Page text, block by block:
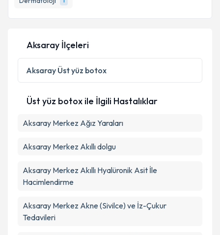
Kişisel verilerimin işlenmesine ilişkin
Metni'ni okudum ve kişisel verilerimin belirtilen
kapsamda işlenmesini kabul ediyorum.
Takvim Talebini Gönder
Aksaray İlçeleri
Aksaray Üst yüz botox
Üst yüz botox ile İlgili Hastalıklar
Aksaray Merkez Ağız Yaraları
Aksaray Merkez Akıllı dolgu
Aksaray Merkez Akıllı Hyalüronik Asit İle
Hacimlendirme
Aksaray Merkez Akne (Sivilce) ve İz-Çukur
Tedavileri